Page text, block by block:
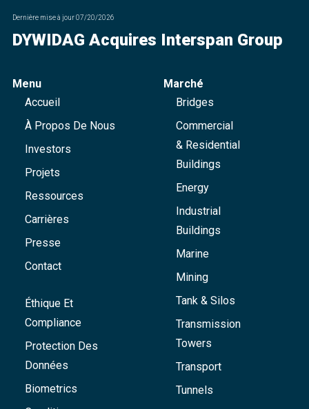
Dernière mise à jour07/20/2026
DYWIDAG Acquires Interspan Group
Menu
Accueil
À Propos De Nous
Investors
Projets
Ressources
Carrières
Presse
Contact
Éthique Et
Compliance
Protection Des
Données
Biometrics
Marché
Bridges
Commercial
& Residential
Buildings
Energy
Industrial
Buildings
Marine
Mining
Tank & Silos
Transmission
Towers
Transport
Tunnels